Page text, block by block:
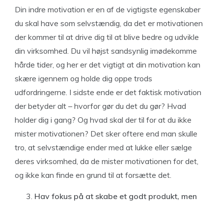
Din indre motivation er en af de vigtigste egenskaber
du skal have som selvstændig, da det er motivationen
der kommer til at drive dig til at blive bedre og udvikle
din virksomhed. Du vil højst sandsynlig imødekomme
hårde tider, og her er det vigtigt at din motivation kan
skære igennem og holde dig oppe trods
udfordringerne. I sidste ende er det faktisk motivation
der betyder alt – hvorfor gør du det du gør? Hvad
holder dig i gang? Og hvad skal der til for at du ikke
mister motivationen? Det sker oftere end man skulle
tro, at selvstændige ender med at lukke eller sælge
deres virksomhed, da de mister motivationen for det,
og ikke kan finde en grund til at forsætte det.
Hav fokus på at skabe et godt produkt, men